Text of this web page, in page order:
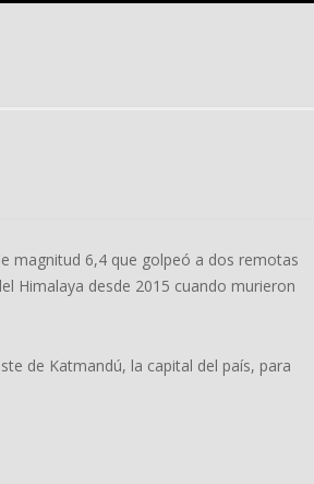
magnitud 6,4 que golpeó a dos remotas
Himalaya desde 2015 cuando murieron
de Katmandú, la capital del país, para